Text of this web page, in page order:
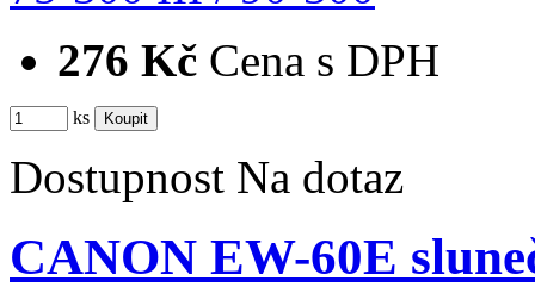
276 Kč Cena s DPH
ks
Dostupnost Na dotaz
CANON EW-60E